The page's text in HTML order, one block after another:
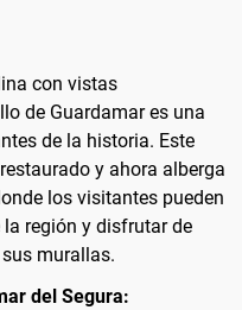
con vistas
de Guardamar es una
de la historia. Este
y ahora alberga
los visitantes pueden
región y disfrutar de
murallas.
del Segura: